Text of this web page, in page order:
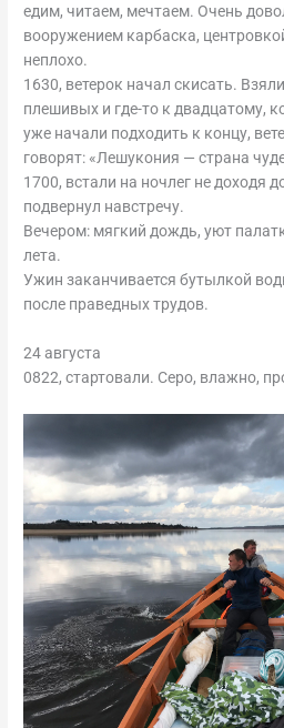
едим, читаем, мечтаем. Очень
вооружением карбаска,
неплохо.
1630, ветерок начал скисать.
плешивых и где-то к двадцатому,
уже начали подходить к концу,
говорят: «Лешукония — страна
1700, встали на ночлег не доходя
подвернул навстречу.
Вечером: мягкий дождь, уют
лета.
Ужин заканчивается бутылкой
после праведных трудов.
24 августа
0822, стартовали. Серо, влажно,